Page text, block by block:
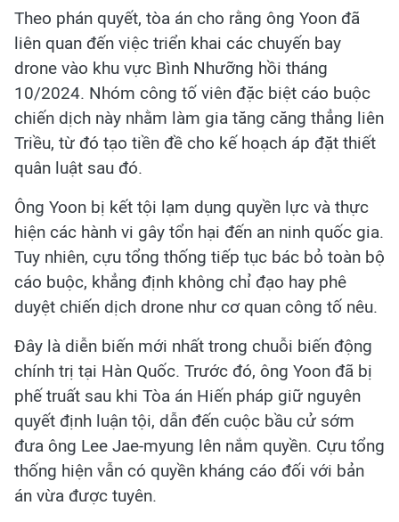
Theo phán quyết, tòa án cho rằng ông Yoon đã
liên quan đến việc triển khai các chuyến bay
drone vào khu vực Bình Nhưỡng hồi tháng
10/2024. Nhóm công tố viên đặc biệt cáo buộc
chiến dịch này nhằm làm gia tăng căng thẳng liên
Triều, từ đó tạo tiền đề cho kế hoạch áp đặt thiết
quân luật sau đó.
Ông Yoon bị kết tội lạm dụng quyền lực và thực
hiện các hành vi gây tổn hại đến an ninh quốc gia.
Tuy nhiên, cựu tổng thống tiếp tục bác bỏ toàn bộ
cáo buộc, khẳng định không chỉ đạo hay phê
duyệt chiến dịch drone như cơ quan công tố nêu.
Đây là diễn biến mới nhất trong chuỗi biến động
chính trị tại Hàn Quốc. Trước đó, ông Yoon đã bị
phế truất sau khi Tòa án Hiến pháp giữ nguyên
quyết định luận tội, dẫn đến cuộc bầu cử sớm
đưa ông Lee Jae-myung lên nắm quyền. Cựu tổng
thống hiện vẫn có quyền kháng cáo đối với bản
án vừa được tuyên.